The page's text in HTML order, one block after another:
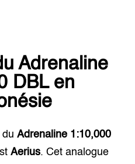
Adrenaline
DBLen
du Adrenaline 1:10,000
Aerius. Cet analogue